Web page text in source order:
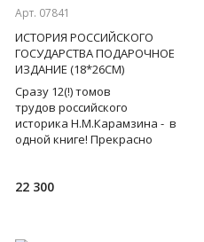
Арт. 07841
ИСТОРИЯ РОССИЙСКОГО
ГОСУДАРСТВА ПОДАРОЧНОЕ
ИЗДАНИЕ (18*26СМ)
Сразу 12(!) томов
трудов российского
историка Н.М.Карамзина - в
одной книге! Прекрасно
блинтовым золотым тис
22 300